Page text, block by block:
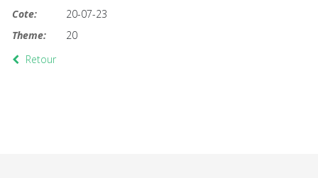
Cote:
20-07-23
Theme:
20
Retour